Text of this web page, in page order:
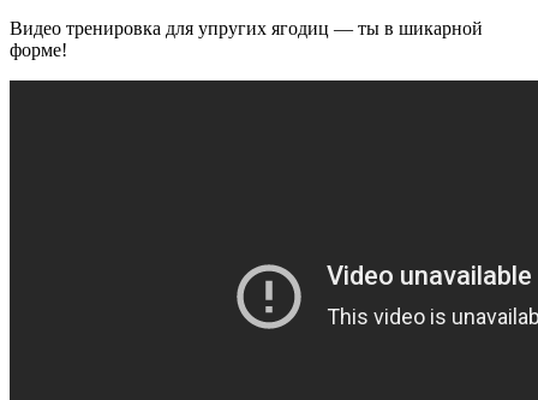
Видео тренировка для упругих ягодиц — ты в шикарной
форме!